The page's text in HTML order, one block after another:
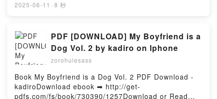
ePub Mobi) by Tracy GardnerDeath by Deception
Read Online, Death by Deception Tracy Gardner
Audiobook, Death by Deception Tracy Gardner VK,
Death by Deception Tracy Gardner Kindle, Death by
Deception Tracy Gardner Epub VK, Death by
Deception Tracy Gardner Free DownloadPowered by
Firstory Hosting
2025-06-11 · 8 秒
PDF [DOWNLOAD] My Boyfriend is a
Dog Vol. 2 by kadiro on Iphone
zorohulesass
Book My Boyfriend is a Dog Vol. 2 PDF Download -
kadiroDownload ebook ➡ http://get-
pdfs.com/fs/book/730390/1257Download or Read